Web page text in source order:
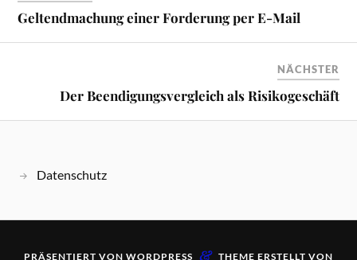
Geltendmachung einer Forderung per E-Mail
NÄCHSTER
Der Beendigungsvergleich als Risikogeschäft
Datenschutz
PRÄSENTIERT VON WORDPRESS & THEME ERSTELLT VON